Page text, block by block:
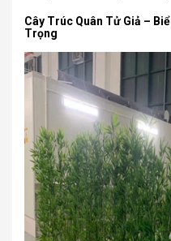
Cây Trúc Quân Tử Giả –
Trọng